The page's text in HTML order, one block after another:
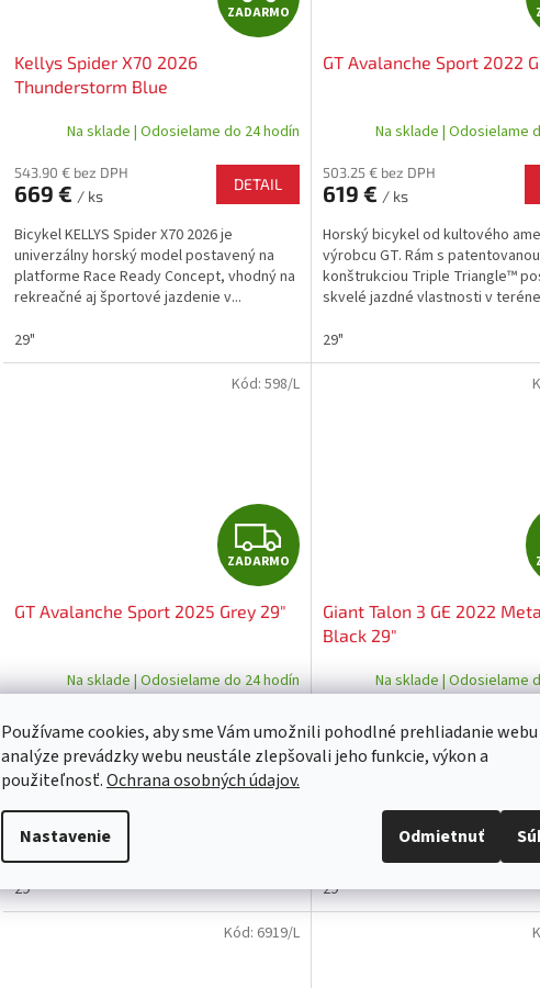
Používame cookies, aby sme Vám umožnili pohodlné prehliadanie webu
analýze prevádzky webu neustále zlepšovali jeho funkcie, výkon a
použiteľnosť.Ochrana osobných údajov.
Nastavenie Odmietnuť
A
A
R
M
O
ZADARMO
Kellys Spider X70 2026
Thunderstorm Blue
Na sklade | Odosielame do 24 hodín
543.90 € bez DPH
669 € / ks
DETAIL
Bicykel KELLYS Spider X70 2026 je
univerzálny horský model postavený na
platforme Race Ready Concept, vhodný na
rekreačné aj športové jazdenie v...
29"
GT Avalanche Sport 2022
Na sklade | Odosielame
503.25 € bez DPH
619 € / ks
Horský bicykel od kultového
výrobcu GT. Rám s patentovanou
konštrukciou Triple Triangle™
skvelé jazdné vlastnosti v
29"
Z
A
A
R
M
ZADARMO
GT Avalanche Sport 2025 Grey 29"
Na sklade | Odosielame do 24 hodín
503.25 € bez DPH
619 € DETAIL
Horský bicykel od kultového amerického
výrobcu GT. Rám s patentovanou
konštrukciou Triple Triangle™ poskytuje
skvelé jazdné vlastnosti v teréne a
značkové komponenty SHIMANO sú...
29"
Kód: 598/L
Giant Talon 3 GE 2022
Black 29"
Na sklade | Odosielame
486.99 € bez DPH
599 € / ks
vylepšeným športovo ladeným
Talon. Pokiaľ hľadáte spoľahlivé
kolo za príjemnú cenu, Talon je
bicykel pre Vás...
29"
Kód: 6919/L